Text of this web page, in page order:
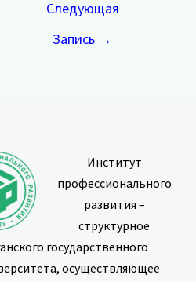
Следующая
Запись →
Институт
профессионального
развития –
структурное
государственного
осуществляющее